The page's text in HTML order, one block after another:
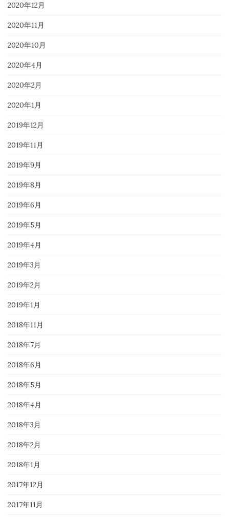
2020年12月
2020年11月
2020年10月
2020年4月
2020年2月
2020年1月
2019年12月
2019年11月
2019年9月
2019年8月
2019年6月
2019年5月
2019年4月
2019年3月
2019年2月
2019年1月
2018年11月
2018年7月
2018年6月
2018年5月
2018年4月
2018年3月
2018年2月
2018年1月
2017年12月
2017年11月